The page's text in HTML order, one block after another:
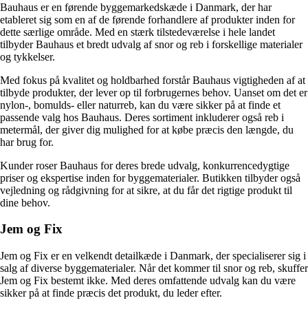
Bauhaus er en førende byggemarkedskæde i Danmark, der har
etableret sig som en af de førende forhandlere af produkter inden for
dette særlige område. Med en stærk tilstedeværelse i hele landet
tilbyder Bauhaus et bredt udvalg af snor og reb i forskellige materialer
og tykkelser.
Med fokus på kvalitet og holdbarhed forstår Bauhaus vigtigheden af at
tilbyde produkter, der lever op til forbrugernes behov. Uanset om det er
nylon-, bomulds- eller naturreb, kan du være sikker på at finde et
passende valg hos Bauhaus. Deres sortiment inkluderer også reb i
metermål, der giver dig mulighed for at købe præcis den længde, du
har brug for.
Kunder roser Bauhaus for deres brede udvalg, konkurrencedygtige
priser og ekspertise inden for byggematerialer. Butikken tilbyder også
vejledning og rådgivning for at sikre, at du får det rigtige produkt til
dine behov.
Jem og Fix
Jem og Fix er en velkendt detailkæde i Danmark, der specialiserer sig i
salg af diverse byggematerialer. Når det kommer til snor og reb, skuffer
Jem og Fix bestemt ikke. Med deres omfattende udvalg kan du være
sikker på at finde præcis det produkt, du leder efter.